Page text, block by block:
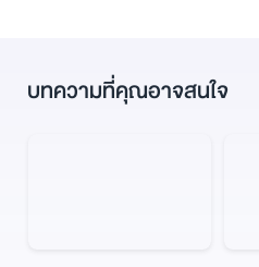
บทความที่คุณอาจสนใจ